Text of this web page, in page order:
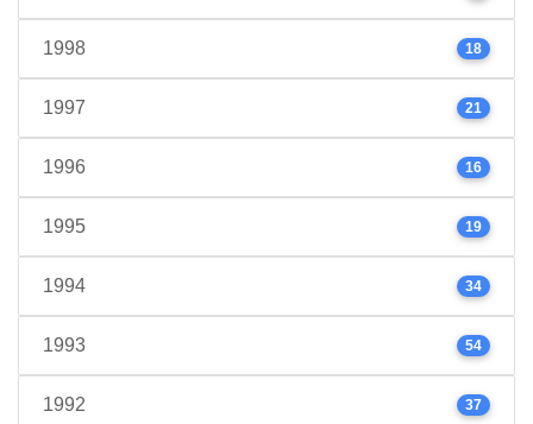
1998 18
1997 21
1996 16
1995 19
1994 34
1993 54
1992 37